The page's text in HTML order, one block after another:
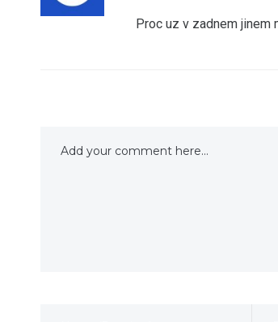
Proc uz v zadnem jinem